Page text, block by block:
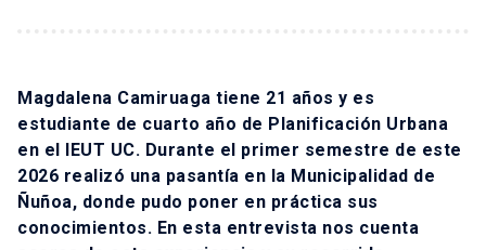
Magdalena Camiruaga tiene 21 años y es
estudiante de cuarto año de Planificación Urbana
en el IEUT UC. Durante el primer semestre de este
2026 realizó una pasantía en la Municipalidad de
Ñuñoa, donde pudo poner en práctica sus
conocimientos. En esta entrevista nos cuenta